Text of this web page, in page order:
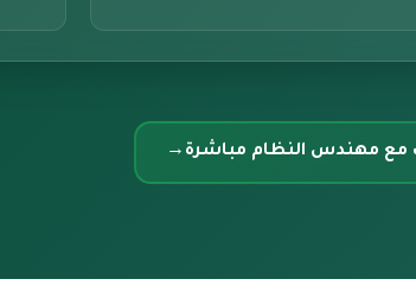
مع مهندس النظام مباشرة →